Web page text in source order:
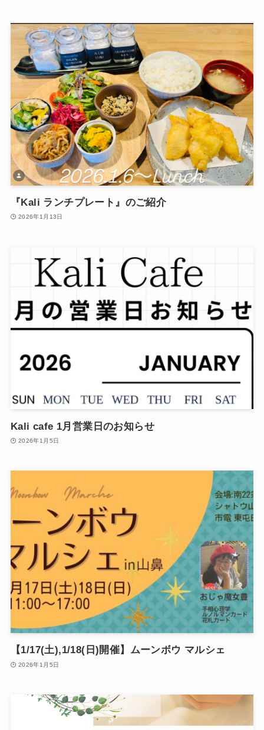
『Kali ランチプレート』のご紹介
2026年1月13日
Kali cafe 1月営業日のお知らせ
2026年1月5日
【1/17(土),1/18(日)開催】ムーンボウ マルシェ
2026年1月5日